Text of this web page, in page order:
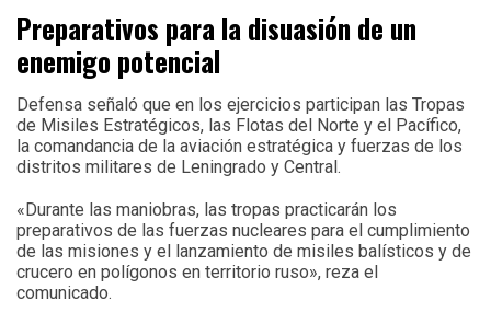
Preparativos para la disuasión de un
enemigo potencial
Defensa señaló que en los ejercicios participan las Tropas
de Misiles Estratégicos, las Flotas del Norte y el Pacífico,
la comandancia de la aviación estratégica y fuerzas de los
distritos militares de Leningrado y Central.
«Durante las maniobras, las tropas practicarán los
preparativos de las fuerzas nucleares para el cumplimiento
de las misiones y el lanzamiento de misiles balísticos y de
crucero en polígonos en territorio ruso», reza el
comunicado.